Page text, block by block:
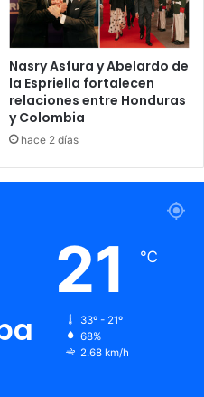
Nasry Asfura y Abelardo de
la Espriella fortalecen
relaciones entre Honduras
y Colombia
hace 2 días
21 ℃
33º - 21º
68%
2.68 km/h